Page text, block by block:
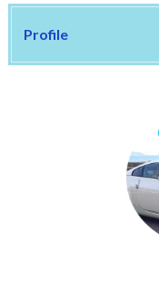
Profile